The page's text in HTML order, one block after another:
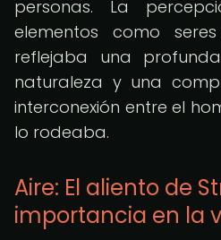
personas. La
elementos como
reflejaba una
naturaleza y una
interconexión entre el
lo rodeaba.
Aire: El aliento de
importancia en la